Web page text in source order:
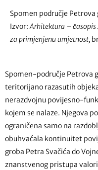
Spomen područje
Izvor:Arhitektura –
za primjenjenuumjetnost,
Spomen-područje Petrova
teritorijano razasutih
nerazdvojnu povijesno-
kojem se nalaze. Njegova
ograničena samo na
obuhvaćala kontinuitet
groba Petra Svačića do
znanstvenog pristupa